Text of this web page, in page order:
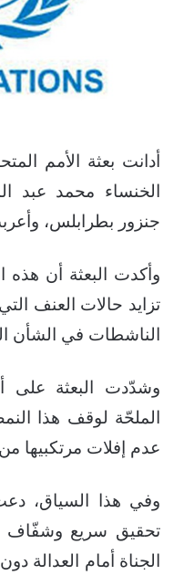
أدانت بعثة الأمم
الخنساء محمد عبد
جنزور بطرابلس،
وأكدت البعثة أن
تزايد حالات العنف
الناشطات في الشأن
وشدّدت البعثة على
الملحّة لوقف هذا
عدم إفلات مرتكبيها
وفي هذا السياق،
تحقيق سريع وشفّاف
الجناة أمام العدالة